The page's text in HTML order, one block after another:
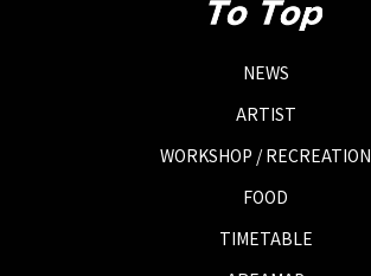
NEWS
ARTIST
WORKSHOP / RECREATION
FOOD
TIMETABLE